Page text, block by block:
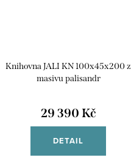
Knihovna JALI KN 100x45x200 z
masivu palisandr
29 390 Kč
DETAIL